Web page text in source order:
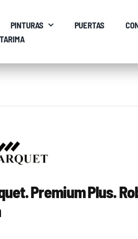
PINTURAS PUERTAS
Premium Plus.